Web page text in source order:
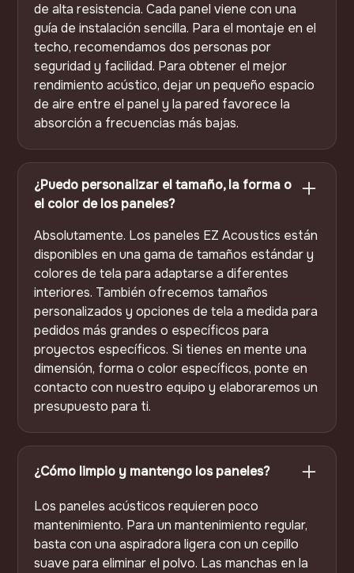
de alta resistencia. Cada panel viene con una
guía de instalación sencilla. Para el montaje en el
techo, recomendamos dos personas por
seguridad y facilidad. Para obtener el mejor
rendimiento acústico, dejar un pequeño espacio
de aire entre el panel y la pared favorece la
absorción a frecuencias más bajas.
¿Puedo personalizar el tamaño, la forma o
el color de los paneles?
Absolutamente. Los paneles EZ Acoustics están
disponibles en una gama de tamaños estándar y
colores de tela para adaptarse a diferentes
interiores. También ofrecemos tamaños
personalizados y opciones de tela a medida para
pedidos más grandes o específicos para
proyectos específicos. Si tienes en mente una
dimensión, forma o color específicos, ponte en
contacto con nuestro equipo y elaboraremos un
presupuesto para ti.
¿Cómo limpio y mantengo los paneles?
Los paneles acústicos requieren poco
mantenimiento. Para un mantenimiento regular,
basta con una aspiradora ligera con un cepillo
suave para eliminar el polvo. Las manchas en la